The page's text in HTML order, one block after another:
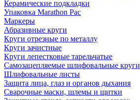
Керамические подкладки
Упаковка Marathon Pac
Маркеры
Абразивные круги
Круги отрезные по металлу
Круги зачистные
Круги лепестковые тарельчатые
Самозацепляемые шлифовальные круги
Шлифовальные листы
Защита лица, глаз и органов дыхания
Сварочные маски, шлемы и щитки